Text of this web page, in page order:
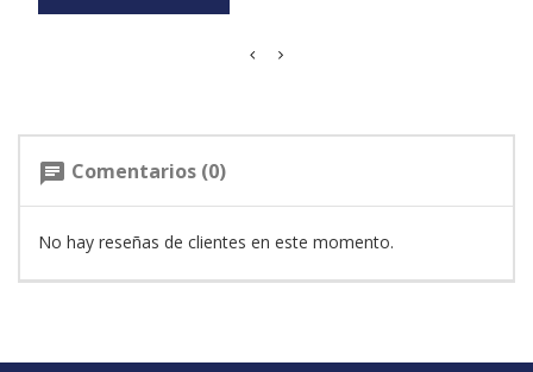
chat Comentarios (0)
No hay reseñas de clientes en este momento.